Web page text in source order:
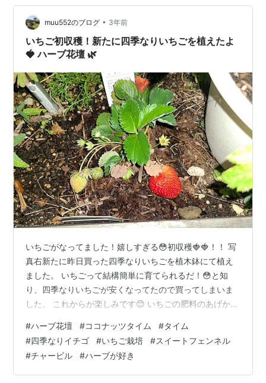
いですね。 下段の葉っぱがやや徒長気味？ いちごはバラ
科、ということで、 もうバラの季節がやってきてます
ね。 咲いている…
muu552のブログ • 3年前
いちご初収穫！新たに四季なりいちごを植えたよ
🍓 ハーブ花壇 🌿‬
いちごがなってました！嬉しすぎる😳初収穫🍓🍓！！ 写
真右新たに昨日買った四季なりいちごを植木鉢にて植え
ました。 いちごって結構簡単に育てられるだ！😳と知
り、四季なりいちごが安くなってたので買ってしまいま
した。 これからが楽しみです😊 いちごの肥料のあげか
トを見ても詳しくあまり載っていなくて、 ただあげすぎ
は逆に実らなかったりと良くないということなので、、
様子を見ながら自分の感覚で学んでいきたいとおもいま
す✨ ⬇宝交早生はこの時に植えました。肥料もメモして
#ハーブ花壇 #ココナッツタイム #タイム
#四季なりイチゴ #いちご栽培 #スイートフェンネル
#チャービル #ハーブが好き